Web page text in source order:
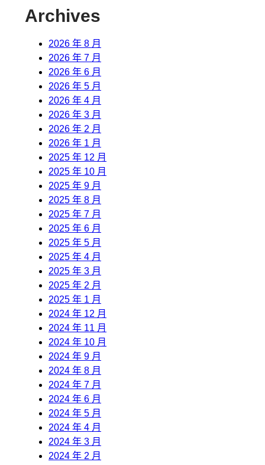
Archives
2026 年 8 月
2026 年 7 月
2026 年 6 月
2026 年 5 月
2026 年 4 月
2026 年 3 月
2026 年 2 月
2026 年 1 月
2025 年 12 月
2025 年 10 月
2025 年 9 月
2025 年 8 月
2025 年 7 月
2025 年 6 月
2025 年 5 月
2025 年 4 月
2025 年 3 月
2025 年 2 月
2025 年 1 月
2024 年 12 月
2024 年 11 月
2024 年 10 月
2024 年 9 月
2024 年 8 月
2024 年 7 月
2024 年 6 月
2024 年 5 月
2024 年 4 月
2024 年 3 月
2024 年 2 月